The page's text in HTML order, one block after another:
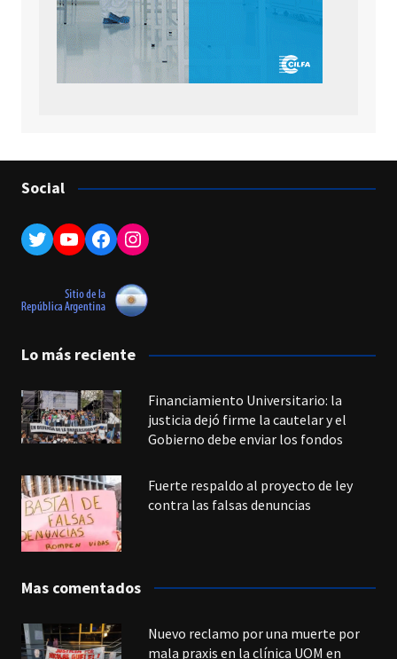
Social
Twitter
YouTube
Facebook
Instagram
Lo más reciente
Financiamiento Universitario: la
justicia dejó firme la cautelar y el
Gobierno debe enviar los fondos
Fuerte respaldo al proyecto de ley
contra las falsas denuncias
Mas comentados
Nuevo reclamo por una muerte por
mala praxis en la clínica UOM en